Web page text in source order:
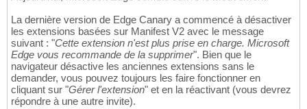
La dernière version de Edge Canary a commencé à désactiver
les extensions basées sur Manifest V2 avec le message
suivant : "Cette extension n'est plus prise en charge. Microsoft
Edge vous recommande de la supprimer". Bien que le
navigateur désactive les anciennes extensions sans le
demander, vous pouvez toujours les faire fonctionner en
cliquant sur "Gérer l'extension" et en la réactivant (vous devrez
répondre à une autre invite).